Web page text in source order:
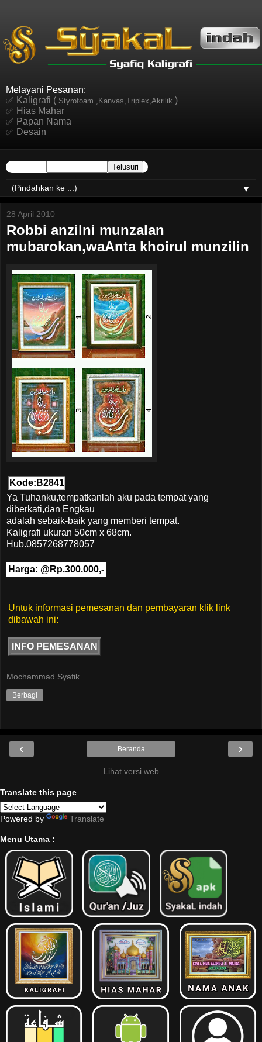
Melayani Pesanan:
✅ Kaligrafi ( Styrofoam ,Kanvas,Triplex,Akrilik )
✅ Hias Mahar
✅ Papan Nama
✅ Desain
▼
28 April 2010
Robbi anzilni munzalan
mubarokan,waAnta khoirul munzilin
Kode:B2841
Ya Tuhanku,tempatkanlah aku pada tempat yang
diberkati,dan Engkau
adalah sebaik-baik yang memberi tempat.
Kaligrafi ukuran 50cm x 68cm.
Hub.0857268778057
Harga: @Rp.300.000,-
Untuk informasi pemesanan dan pembayaran klik link
dibawah ini:
INFO PEMESANAN
Mochammad Syafik
Berbagi
‹ ›
Beranda
Lihat versi web
Translate this page
Powered by Translate
Menu Utama :